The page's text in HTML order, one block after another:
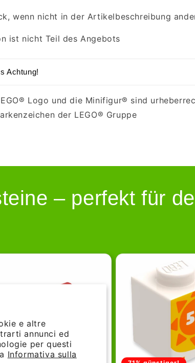
e altre
annunci ed
per questi
Informativa sulla
wenn nicht in der Artikelbeschreibung
ist nicht Teil des Angebots
Achtung!
Logo und die Minifigur® sind
der LEGO® Gruppe
– perfekt für